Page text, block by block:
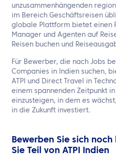
unzusammenhängenden
im Bereich Geschäftsreisen
globale Plattform bietet einen
Manager und Agenten auf
Reisen buchen und
Für Bewerber, die nach Jobs
Companies in Indien suchen,
ATPI und Direct Travel in
einem spannenden Zeitpunkt
einzusteigen, in dem es
in die Zukunft investiert.
Bewerben Sie sich
Sie Teil von ATPI Indien